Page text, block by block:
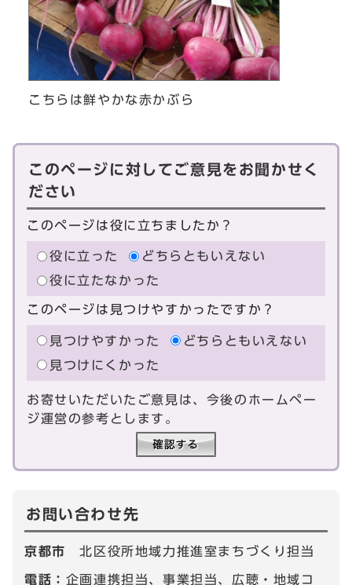
こちらは鮮やかな赤かぶら
このページに対してご意見をお聞かせく
ださい
このページは役に立ちましたか？
役に立った
どちらともいえない
役に立たなかった
このページは見つけやすかったですか？
見つけやすかった
どちらともいえない
見つけにくかった
お寄せいただいたご意見は、今後のホームペー
ジ運営の参考とします。
お問い合わせ先
京都市北区役所地域力推進室まちづくり担当
電話： 企画連携担当、事業担当、広聴・地域コ